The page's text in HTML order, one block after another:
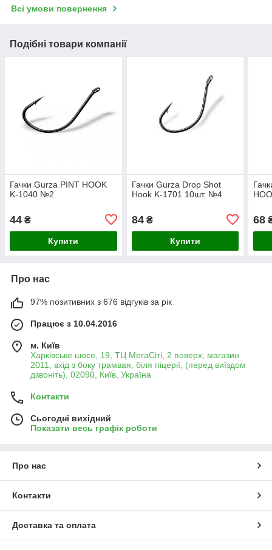
Всі умови повернення
Подібні товари компанії
Гачки Gurza PINT HOOK
K-1040 №2
44 ₴
Купити
Гачки Gurza Drop Shot
Hook K-1701 10шт. №4
84₴
Купити
68
Про нас
97% позитивних з 676 відгуків за рік
Працює з 10.04.2016
м. Київ
Харківське шосе, 19, ТЦ МегаСіті, 2 поверх, магазин
2011, вхід з боку трамвая, біля піцерії, (перед виїздом
дзвоніть), 02090, Київ, Україна
Контакти
Сьогодні вихідний
Показати весь графік роботи
Про нас
Контакти
Доставка та оплата